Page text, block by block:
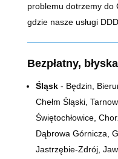
problemu dotrzemy do
gdzie nasze usługi
Bezpłatny,
Śląsk- Będzin,
Chełm Śląski,
Świętochłowice,
Dąbrowa Górnicza,
Jastrzębie-Zdrój,